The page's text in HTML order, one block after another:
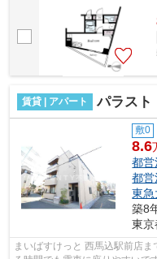
賃貸 | アパート パラス
敷0
8.6
都営
都営
東急
築8
東京
まいばすけっと 西馬込駅前店